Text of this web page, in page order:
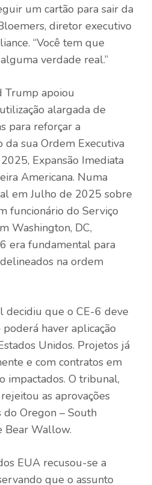
um cartão para sair da
diretor executivo
“Você tem que
verdade real.”
Trump apoiou
alargada de
para reforçar a
sua Ordem Executiva
Expansão Imediata
Americana. Numa
em Julho de 2025 sobre
funcionário do Serviço
Washington, DC,
era fundamental para
na ordem
decidiu que o CE-6 deve
haver aplicação
Unidos. Projetos já
e com contratos em
impactados. O tribunal,
as aprovações
Oregon – South
Bear Wallow.
EUA recusou-se a
que o assunto